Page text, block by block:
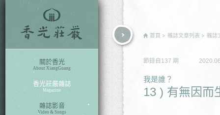
關於香光
About XiangGuang
香光莊嚴雜誌
Magazine
雜誌影音
Video & Songs
首頁 雜誌文章列表 雜誌
節錄自 137 期
我是誰？
13 ) 有無因而